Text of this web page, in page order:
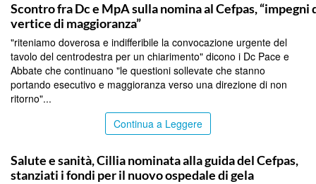
Scontro fra Dc e MpA sulla nomina al Cefpas,
vertice di maggioranza”
"riteniamo doverosa e indifferibile la convocazione urgente del
tavolo del centrodestra per un chiarimento" dicono i Dc Pace e
Abbate che continuano "le questioni sollevate che stanno
portando esecutivo e maggioranza verso una direzione di non
ritorno"...
Continua a Leggere
Salute e sanità, Cillia nominata alla guida del Cefpas,
stanziati i fondi per il nuovo ospedale di gela